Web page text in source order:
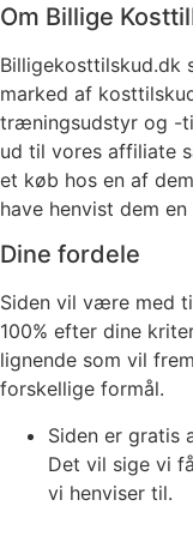
Om Billige
Billigekosttilskud.dk
marked af
træningsudstyr og -
ud til vores affiliate
et køb hos en af
have henvist dem en
Dine fordele
Siden vil være med
100% efter dine
lignende som vil
forskellige formål.
Siden er gratis
Det vil sige vi
vi henviser til.